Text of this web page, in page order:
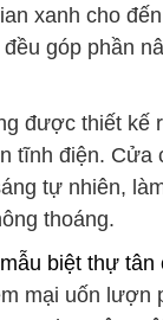
xanh cho
góp phần
được thiết kế
tĩnh điện. Cửa
tự nhiên,
thoáng.
mẫu biệt thự tân
mại uốn lượn